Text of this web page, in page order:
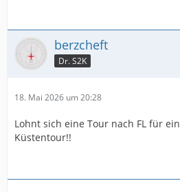
berzcheft
Dr. S2K
18. Mai 2026 um 20:28
Lohnt sich eine Tour nach FL für
Küstentour!!